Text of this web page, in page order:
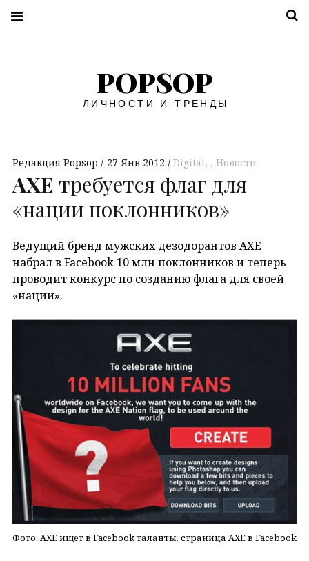
POPSOP
ЛИЧНОСТИ И ТРЕНДЫ
Редакция Popsop 27 Янв 2012 Digital, Новости
AXE требуется флаг для
«нации поклонников»
Ведущий бренд мужских дезодорантов AXE
набрал в Facebook 10 млн поклонников и теперь
проводит конкурс по созданию флага для своей
«нации».
Фото: AXE ищет в Facebook таланты, страница AXE в Facebook